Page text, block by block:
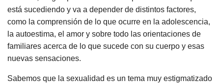
está sucediendo y va a depender de distintos factores,
como la comprensión de lo que ocurre en la adolescencia,
la autoestima, el amor y sobre todo las orientaciones de
familiares acerca de lo que sucede con su cuerpo y esas
nuevas sensaciones.
Sabemos que la sexualidad es un tema muy estigmatizado